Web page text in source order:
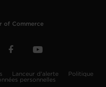
of Commerce
Lanceur d'alerte
Politique
personnelles